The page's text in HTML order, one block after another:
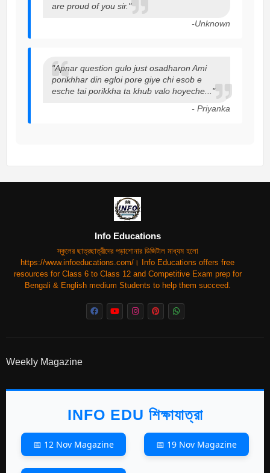
are proud of you sir."
-Unknown
"Apnar question gulo just osadharon Ami
porikhhar din egloi pore giye chi esob e
esche tai porikkha ta khub valo hoyeche..."
- Priyanka
Info Educations
স্কুলের ছাত্রছাত্রীদের পড়াশোনার ডিজিটাল মাধ্যম হলো
https://www.infoeducations.com/। Info Educations offers free
resources for Class 6 to Class 12 and Competitive Exam prep for
Bengali & English medium Students to help them succeed.
Weekly Magazine
INFO EDU শিক্ষাযাত্রা
📅 12 Nov Magazine 📅 19 Nov Magazine